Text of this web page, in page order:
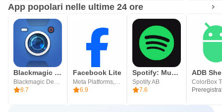
App popolari nelle ultime 24 ore
Blackmagic Camera
Blackmagic Design Inc.
8.7
Facebook Lite
Meta Platforms, Inc.
6.9
Spotify: Music and Podcasts
Spotify AB
7.6